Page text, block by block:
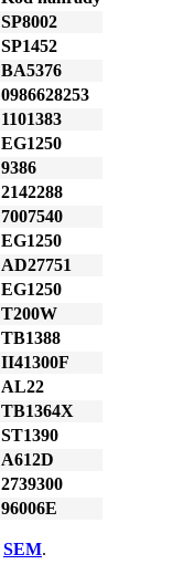
SP8002
SP1452
BA5376
0986628253
1101383
EG1250
9386
2142288
7007540
EG1250
AD27751
EG1250
T200W
TB1388
II41300F
AL22
TB1364X
ST1390
A612D
2739300
96006E
SEM.